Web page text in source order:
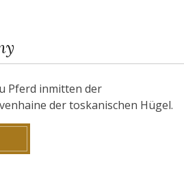
Pferd inmitten der
der toskanischen Hügel.